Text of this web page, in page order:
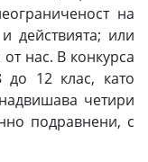
на
действията; или
нас. В конкурса
до 12 клас, като
четири
подравнени, с